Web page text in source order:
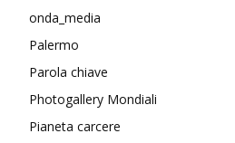
onda_media
Palermo
Parola chiave
Photogallery Mondiali
Pianeta carcere